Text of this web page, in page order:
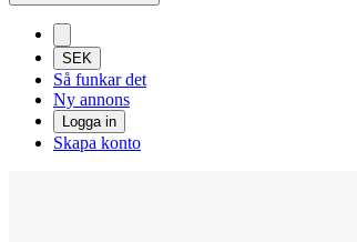
SEK
Så funkar det
Ny annons
Logga in
Skapa konto